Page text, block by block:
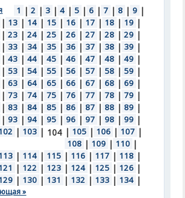
1 | 2 | 3 | 4 | 5 | 6 | 7 | 8 | 9 |
| 13 | 14 | 15 | 16 | 17 | 18 | 19 |
| 23 | 24 | 25 | 26 | 27 | 28 | 29 |
| 33 | 34 | 35 | 36 | 37 | 38 | 39 |
| 43 | 44 | 45 | 46 | 47 | 48 | 49 |
| 53 | 54 | 55 | 56 | 57 | 58 | 59 |
| 63 | 64 | 65 | 66 | 67 | 68 | 69 |
| 73 | 74 | 75 | 76 | 77 | 78 | 79 |
| 83 | 84 | 85 | 86 | 87 | 88 | 89 |
| 93 | 94 | 95 | 96 | 97 | 98 | 99 |
| 103 | 104 | 105 | 106 | 107 |
108 | 109 | 110 |
| 114 | 115 | 116 | 117 | 118 |
| 122 | 123 | 124 | 125 | 126 |
| 130 | 131 | 132 | 133 | 134 |
»